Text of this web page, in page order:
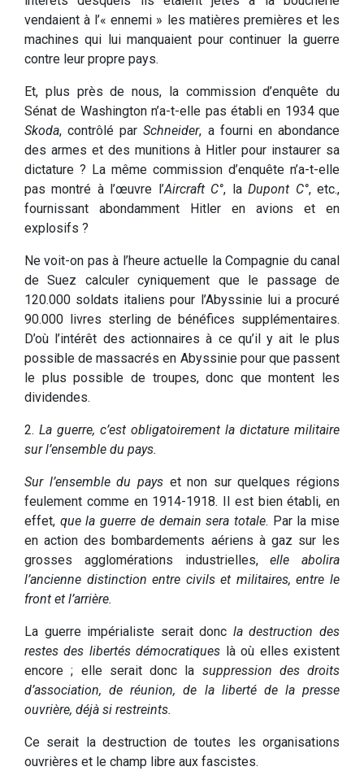
vendaient à l’« ennemi » les matières premières et les
machines qui lui manquaient pour continuer la guerre
contre leur propre pays.
Et, plus près de nous, la commission d’enquête du
Sénat de Washington n’a-t-elle pas établi en 1934 que
Skoda, contrôlé parSchneider, a fourni en abondance
des armes et des munitions à Hitler pour instaurer sa
dictature ? La même commission d’enquête n’a-t-elle
pas montré à l’œuvre l’Aircraft C°, laDupont C°, etc.,
fournissant abondamment Hitler en avions et en
explosifs ?
Ne voit-on pas à l’heure actuelle la Compagnie du canal
de Suez calculer cyniquement que le passage de
120.000 soldats italiens pour l’Abyssinie lui a procuré
90.000 livres sterling de bénéfices supplémentaires.
D’où l’intérêt des actionnaires à ce qu’il y ait le plus
possible de massacrés en Abyssinie pour que passent
le plus possible de troupes, donc que montent les
dividendes.
2. La guerre, c’est obligatoirement la dictature militaire
sur l’ensemble du pays.
Sur l’ensemble du payset non sur quelques régions
feulement comme en 1914-1918. Il est bien établi, en
effet, que la guerre de demain sera totale. Par la mise
en action des bombardements aériens à gaz sur les
grosses agglomérations industrielles,elle abolira
l’ancienne distinction entre civils et militaires, entre le
front et l’arrière.
La guerre impérialiste serait donc la destruction des
restes des libertés démocratiques là où elles existent
encore ; elle serait donc la suppression des droits
d’association, de réunion, de la liberté de la presse
ouvrière, déjà si restreints.
Ce serait la destruction de toutes les organisations
ouvrières et le champ libre aux fascistes.